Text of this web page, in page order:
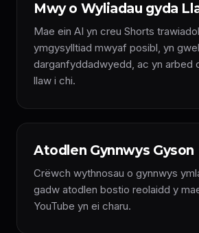
Mwy o Wyliadau gyda
Mae ein AI yn creu Shorts
ymgysylltiad mwyaf posibl, yn
darganfyddadwyedd, ac yn arbed
llaw i chi.
Atodlen Gynnwys Gyson
Crëwch wythnosau o gynnwys
gadw atodlen bostio reolaidd y
YouTube yn ei charu.